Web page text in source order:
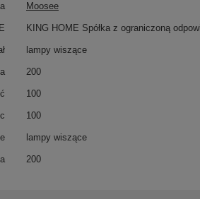
Moosee
KING HOME Spółka z ograniczoną
lampy wiszące
200
100
100
lampy wiszące
200